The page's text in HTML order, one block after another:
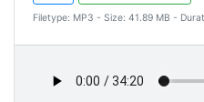
Filetype: MP3 - Size: 41.89 MB -